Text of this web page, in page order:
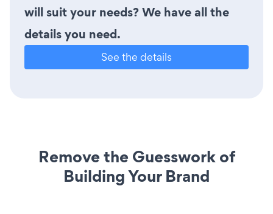
will suit your needs? We have all the
details you need.
See the details
Remove the Guesswork of
Building Your Brand